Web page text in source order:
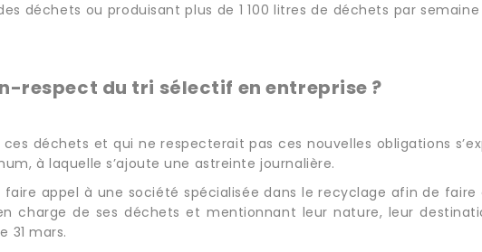
déchets ou produisant plus de 1 100 litres de déchets par
respect du tri sélectif en entreprise ?
déchets et qui ne respecterait pas ces nouvelles obligations
à laquelle s’ajoute une astreinte journalière.
appel à une société spécialisée dans le recyclage afin de
charge de ses déchets et mentionnant leur nature, leur
31 mars.